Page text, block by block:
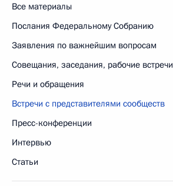
Все материалы
Послания Федеральному Собранию
Заявления по важнейшим вопросам
Совещания, заседания, рабочие встречи
Речи и обращения
Встречи с представителями сообществ
Пресс-конференции
Интервью
Статьи